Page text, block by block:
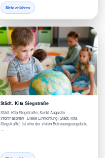
Mehr erfahren
Städt. Kita Siegstraße
Städt. Kita Siegstraße, Sankt Augustin -
Informationen Diese Einrichtung (Städt. Kita
Siegstraße) ist eine der vielen Betreuungsangebote,